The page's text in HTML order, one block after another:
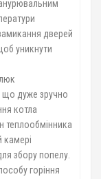
дверей
уникнути
люк
що дуже зручно
котла
теплообмінника
камері
збору попелу.
горіння